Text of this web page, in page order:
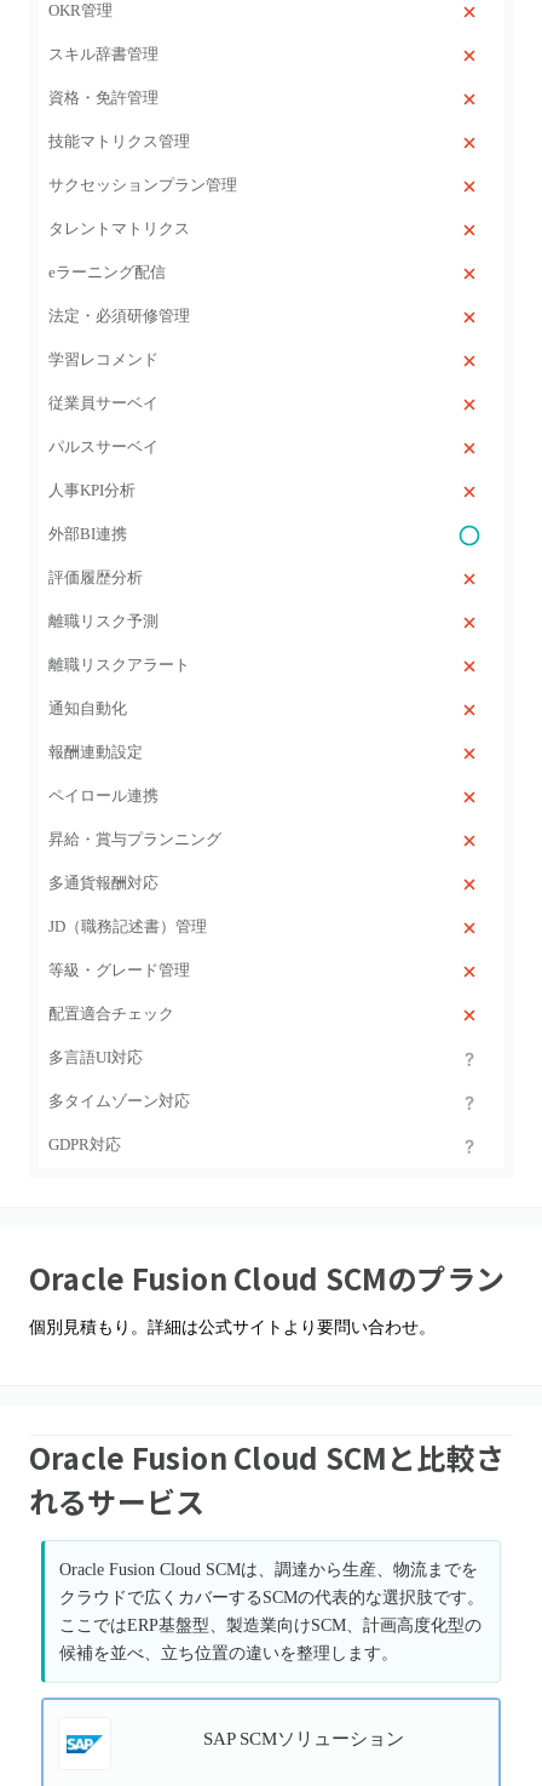
OKR管理
スキル辞書管理
資格・免許管理
技能マトリクス管理
サクセッションプラン管理
タレントマトリクス
eラーニング配信
法定・必須研修管理
学習レコメンド
従業員サーベイ
パルスサーベイ
人事KPI分析
外部BI連携
評価履歴分析
離職リスク予測
離職リスクアラート
通知自動化
報酬連動設定
ペイロール連携
昇給・賞与プランニング
多通貨報酬対応
JD（職務記述書）管理
等級・グレード管理
配置適合チェック
多言語UI対応
多タイムゾーン対応
GDPR対応
Oracle Fusion Cloud SCMのプラン
個別見積もり。詳細は公式サイトより要問い合わせ。
Oracle Fusion Cloud SCMと比較さ
れるサービス
Oracle Fusion Cloud SCMは、調達から生産、物流までを
クラウドで広くカバーするSCMの代表的な選択肢です。
ここではERP基盤型、製造業向けSCM、計画高度化型の
候補を並べ、立ち位置の違いを整理します。
SAP SCMソリューション